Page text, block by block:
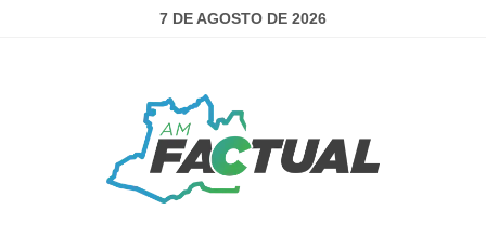
7 DE AGOSTO DE 2026